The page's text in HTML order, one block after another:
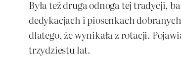
Była też druga odnoga tej tradycji,
dedykacjach i piosenkach
dlatego, że wynikała z rotacji.
trzydziestu lat.